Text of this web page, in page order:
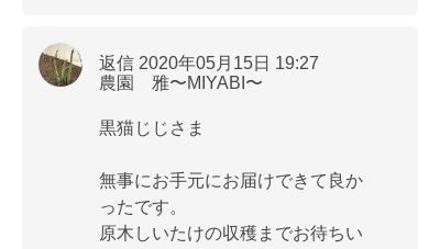
返信 2020年05月15日 19:27
農園 雅〜MIYABI〜
黒猫じじさま
無事にお手元にお届けできて良か
ったです。
原木しいたけの収穫までお待ちい